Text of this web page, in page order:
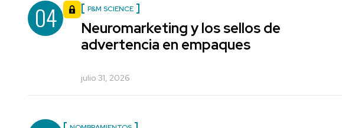
04 P&M SCIENCE
Neuromarketing y los sellos de
advertencia en empaques
julio 31, 2026